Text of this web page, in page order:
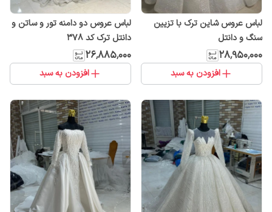
لباس عروس شاین ترک با تزیین
سنگ و دانتل
۲۸٬۹۵۰٬۰۰۰
افزودن به سبد
لباس عروس دو دامنه تور و ساتن و
دانتل ترک کد ۳۷۸
۲۶٬۸۸۵٬۰۰۰
افزودن به سبد